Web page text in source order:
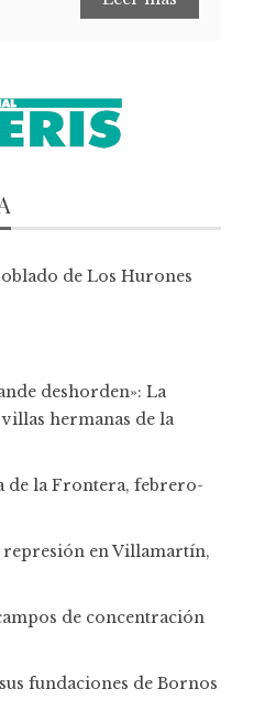
de Los Hurones
deshorden»: La
hermanas de la
de la Frontera, febrero-
en Villamartín,
de concentración
fundaciones de Bornos